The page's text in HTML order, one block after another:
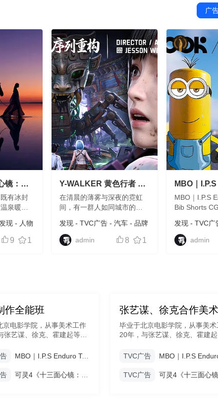
广
镜：与
己》
有冰封
泉暖流
心的温
学会在
性。无
发现 - 人物
9 1
Y-WALKER 黄色行者 —
城市机能装束
在清晨的薄雾与深夜的霓虹
间，有一群人如同城市的毛
林的生命循环。他们是美团
骑手，更是平凡生活中不平
凡的“城市英雄”。 传统的职
发现 -TVC广告 -汽车 -品牌
视觉
admin
8 1
MBO｜
Tech Bib
行裤
MBO｜I.P.S
Bib Shorts
Shorts CG 骑
I.P.S Enduro
CG 骑行裤
发现- TVC广
-TVC广告
admin
专题期数 ： 001期
作全能班
京电影学院，从事美术工作
张艺谋、徐克、霍建起等知
剧、网剧、广告等丰富的美MBO｜I.P.S Enduro Tech Bib Shorts CG 骑行裤
可灵4《十三面心镜：与万物温柔相见的自己》
专题期数 ：
毕业于北京电影学院，从事美术
20年，与张艺谋、徐克、霍建起
影、电视剧、网剧、广告等丰富
TVC广告
TVC广告